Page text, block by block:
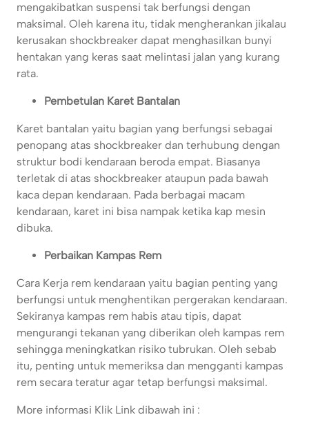
mengakibatkan suspensi tak berfungsi dengan
maksimal. Oleh karena itu, tidak mengherankan jikalau
kerusakan shockbreaker dapat menghasilkan bunyi
hentakan yang keras saat melintasi jalan yang kurang
rata.
Pembetulan Karet Bantalan
Karet bantalan yaitu bagian yang berfungsi sebagai
penopang atas shockbreaker dan terhubung dengan
struktur bodi kendaraan beroda empat. Biasanya
terletak di atas shockbreaker ataupun pada bawah
kaca depan kendaraan. Pada berbagai macam
kendaraan, karet ini bisa nampak ketika kap mesin
dibuka.
Perbaikan Kampas Rem
Cara Kerja rem kendaraan yaitu bagian penting yang
berfungsi untuk menghentikan pergerakan kendaraan.
Sekiranya kampas rem habis atau tipis, dapat
mengurangi tekanan yang diberikan oleh kampas rem
sehingga meningkatkan risiko tubrukan. Oleh sebab
itu, penting untuk memeriksa dan mengganti kampas
rem secara teratur agar tetap berfungsi maksimal.
More informasi Klik Link dibawah ini :